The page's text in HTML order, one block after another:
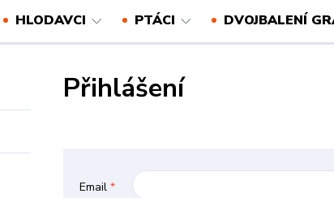
HLODAVCI PTÁCI DVOJBALENÍ
Přihlášení
Email*